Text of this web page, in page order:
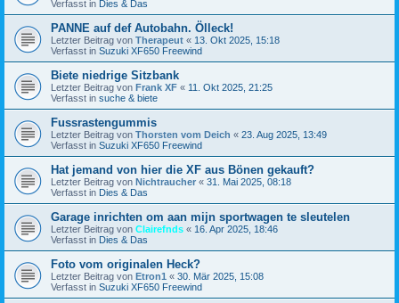
Verfasst in Dies & Das
PANNE auf def Autobahn. Ölleck!
Letzter Beitrag von Therapeut « 13. Okt 2025, 15:18
Verfasst in Suzuki XF650 Freewind
Biete niedrige Sitzbank
Letzter Beitrag von Frank XF « 11. Okt 2025, 21:25
Verfasst in suche & biete
Fussrastengummis
Letzter Beitrag von Thorsten vom Deich « 23. Aug 2025, 13:49
Verfasst in Suzuki XF650 Freewind
Hat jemand von hier die XF aus Bönen gekauft?
Letzter Beitrag von Nichtraucher « 31. Mai 2025, 08:18
Verfasst in Dies & Das
Garage inrichten om aan mijn sportwagen te sleutelen
Letzter Beitrag von Clairefnds « 16. Apr 2025, 18:46
Verfasst in Dies & Das
Foto vom originalen Heck?
Letzter Beitrag von Etron1 « 30. Mär 2025, 15:08
Verfasst in Suzuki XF650 Freewind